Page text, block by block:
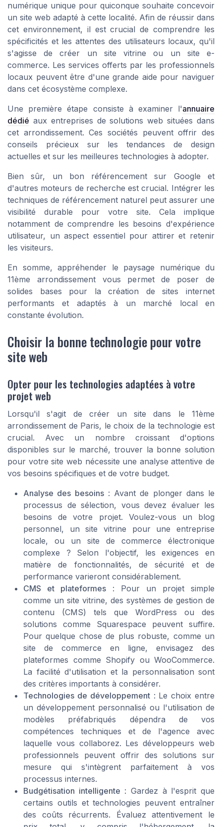
numérique unique pour quiconque souhaite concevoir
un site web adapté à cette localité. Afin de réussir dans
cet environnement, il est crucial de comprendre les
spécificités et les attentes des utilisateurs locaux, qu'il
s'agisse de créer un site vitrine ou un site e-
commerce. Les services offerts par les professionnels
locaux peuvent être d'une grande aide pour naviguer
dans cet écosystème complexe.
Une première étape consiste à examiner l'annuaire
dédié aux entreprises de solutions web situées dans
cet arrondissement. Ces sociétés peuvent offrir des
conseils précieux sur les tendances de design
actuelles et sur les meilleures technologies à adopter.
Bien sûr, un bon référencement sur Google et
d'autres moteurs de recherche est crucial. Intégrer les
techniques de référencement naturel peut assurer une
visibilité durable pour votre site. Cela implique
notamment de comprendre les besoins d'expérience
utilisateur, un aspect essentiel pour attirer et retenir
les visiteurs.
En somme, appréhender le paysage numérique du
11ème arrondissement vous permet de poser de
solides bases pour la création de sites internet
performants et adaptés à un marché local en
constante évolution.
Choisir la bonne technologie pour votre
site web
Opter pour les technologies adaptées à votre
projet web
Lorsqu'il s'agit de créer un site dans le 11ème
arrondissement de Paris, le choix de la technologie est
crucial. Avec un nombre croissant d'options
disponibles sur le marché, trouver la bonne solution
pour votre site web nécessite une analyse attentive de
vos besoins spécifiques et de votre budget.
Analyse des besoins: Avant de plonger dans le
processus de sélection, vous devez évaluer les
besoins de votre projet. Voulez-vous un blog
personnel, un site vitrine pour une entreprise
locale, ou un site de commerce électronique
complexe ? Selon l'objectif, les exigences en
matière de fonctionnalités, de sécurité et de
performance varieront considérablement.
CMS et plateformes : Pour un projet simple
comme un site vitrine, des systèmes de gestion de
contenu (CMS) tels que WordPress ou des
solutions comme Squarespace peuvent suffire.
Pour quelque chose de plus robuste, comme un
site de commerce en ligne, envisagez des
plateformes comme Shopify ou WooCommerce.
La facilité d'utilisation et la personnalisation sont
des critères importants à considérer.
Technologies de développement: Le choix entre
un développement personnalisé ou l'utilisation de
modèles préfabriqués dépendra de vos
compétences techniques et de l'agence avec
laquelle vous collaborez. Les développeurs web
professionnels peuvent offrir des solutions sur
mesure qui s'intègrent parfaitement à vos
processus internes.
Budgétisation intelligente : Gardez à l'esprit que
certains outils et technologies peuvent entraîner
des coûts récurrents. Évaluez attentivement le